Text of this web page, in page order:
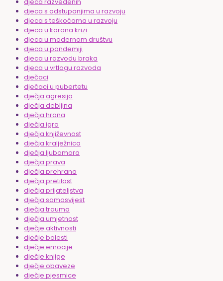
djeca s odstupanjima u razvoju
djeca s teškoćama u razvoju
djeca u korona krizi
djeca u modernom društvu
djeca u pandemiji
djeca u razvodu braka
djeca u vrtlogu razvoda
dječaci
dječaci u pubertetu
dječja agresija
dječja debljina
dječja hrana
dječja igra
dječja književnost
dječja kralježnica
dječja ljubomora
dječja prava
dječja prehrana
dječja pretilost
dječja prijateljstva
dječja samosvijest
dječja trauma
dječja umjetnost
dječje aktivnosti
dječje bolesti
dječje emocije
dječje knjige
dječje obaveze
dječje pjesmice